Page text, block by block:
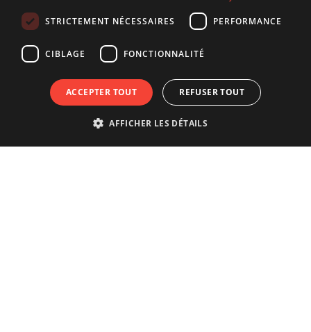
STRICTEMENT NÉCESSAIRES PERFORMANCE
CIBLAGE FONCTIONNALITÉ
ACCEPTER TOUT REFUSER TOUT
AFFICHER LES DÉTAILS